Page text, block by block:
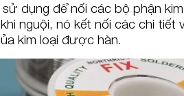
dụng để nối các bộ phận kim
nguội, nó kết nối các chi tiết
kim loại được hàn.